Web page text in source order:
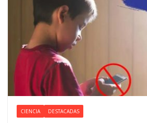
CIENCIA DESTACADAS